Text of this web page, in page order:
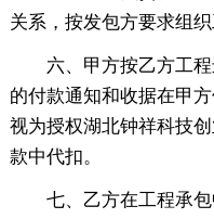
关系，按发包方要求组织
六、甲方按乙方工
的付款通知和收据在甲
视为授权湖北钟祥科技
款中代扣。
七、乙方在工程承